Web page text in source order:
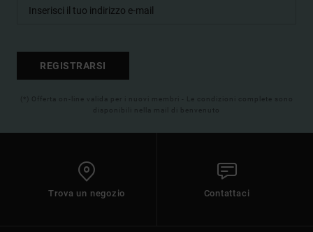
REGISTRARSI
(*) Offerta on-line valida per i nuovi membri - Le condizioni complete sono
disponibili nella mail di benvenuto
Trova un negozio Contattaci